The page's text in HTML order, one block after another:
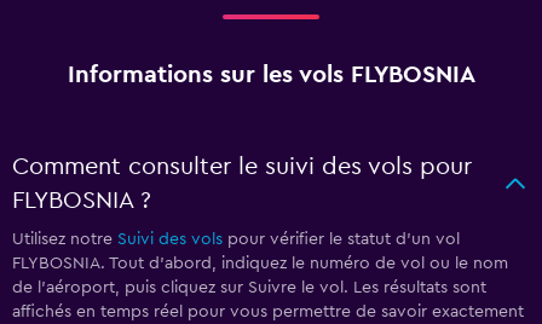
Informations sur les vols FLYBOSNIA
Comment consulter le suivi des vols pour
FLYBOSNIA ?
Utilisez notre Suivi des vols pour vérifier le statut d'un vol
FLYBOSNIA. Tout d'abord, indiquez le numéro de vol ou le nom
de l'aéroport, puis cliquez sur Suivre le vol. Les résultats sont
affichés en temps réel pour vous permettre de savoir exactement